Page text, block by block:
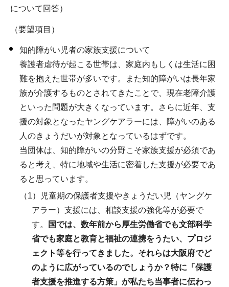
について回答）
（要望項目）
知的障がい児者の家族支援について
養護者虐待が起こる世帯は、家庭内もしくは生活に困
難を抱えた世帯が多いです。また知的障がいは長年家
族が介護するものとされてきたことで、現在老障介護
といった問題が大きくなっています。さらに近年、支
援の対象となったヤングケアラーには、障がいのある
人のきょうだいが対象となっているはずです。
当団体は、知的障がいの分野こそ家族支援が必須であ
ると考え、特に地域や生活に密着した支援が必要であ
ると思っています。
（1）児童期の保護者支援やきょうだい児（ヤングケ
アラー）支援には、相談支援の強化等が必要で
す。
国では、数年前から厚生労働省でも文部科学
省でも家庭と教育と福祉の連携をうたい、プロジ
ェクト等を行ってきました。それらは大阪府でど
のように広がっているのでしょうか？特に「保護
者支援を推進する方策」が私たち当事者に伝わっ